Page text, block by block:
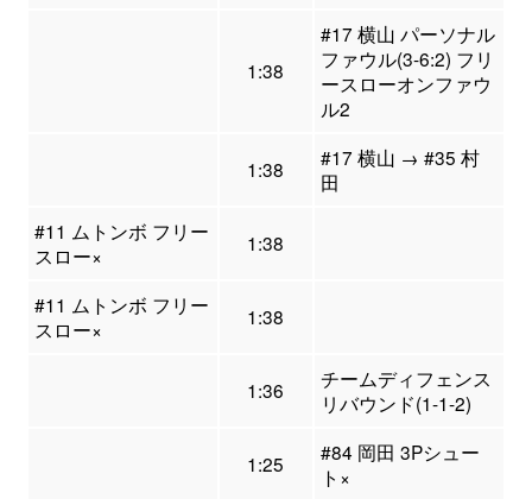
1:38
#17 横山 パーソナル
ファウル(3-6:2) フリ
ースローオンファウ
ル2
1:38
#17 横山 → #35 村
田
#11 ムトンボ フリー
スロー×
1:38
#11 ムトンボ フリー
スロー×
1:38
1:36
チームディフェンス
リバウンド(1-1-2)
1:25
#84 岡田 3Pシュー
ト×